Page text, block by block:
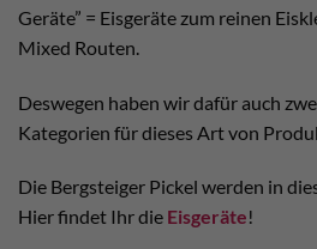
Geräte” = Eisgeräte zum reinen
Mixed Routen.
Deswegen haben wir dafür auch
Kategorien für dieses Art von
Die Bergsteiger Pickel werden in
Hier findet Ihr die Eisgeräte!